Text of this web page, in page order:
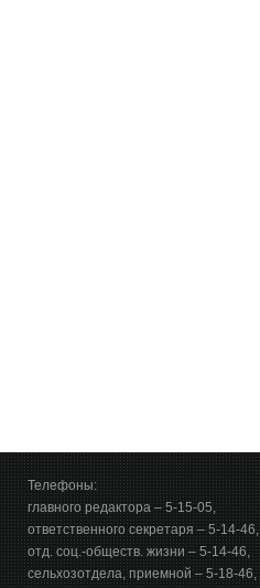
Телефоны:
главного редактора – 5-15-05,
ответственного секретаря – 5-14-46,
отд. соц.-обществ. жизни – 5-14-46,
сельхозотдела, приемной – 5-18-46,